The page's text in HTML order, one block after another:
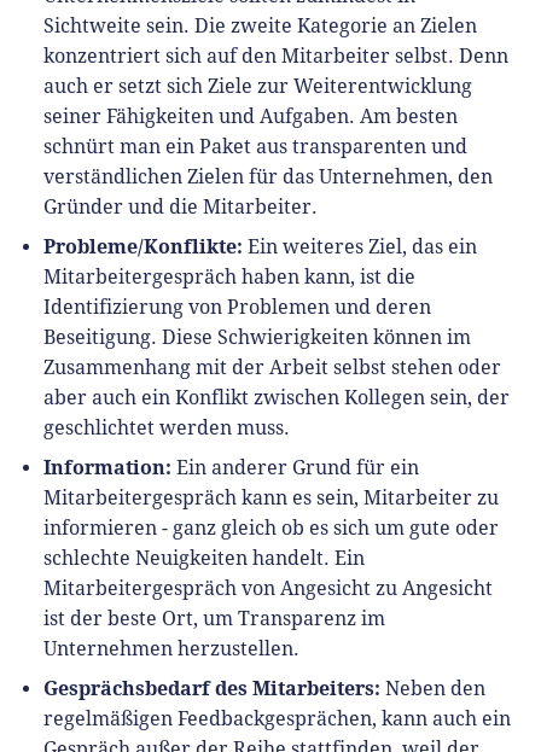
Sichtweite sein. Die zweite Kategorie an Zielen
konzentriert sich auf den Mitarbeiter selbst. Denn
auch er setzt sich Ziele zur Weiterentwicklung
seiner Fähigkeiten und Aufgaben. Am besten
schnürt man ein Paket aus transparenten und
verständlichen Zielen für das Unternehmen, den
Gründer und die Mitarbeiter.
Probleme/Konflikte: Ein weiteres Ziel, das ein
Mitarbeitergespräch haben kann, ist die
Identifizierung von Problemen und deren
Beseitigung. Diese Schwierigkeiten können im
Zusammenhang mit der Arbeit selbst stehen oder
aber auch ein Konflikt zwischen Kollegen sein, der
geschlichtet werden muss.
Information: Ein anderer Grund für ein
Mitarbeitergespräch kann es sein, Mitarbeiter zu
informieren - ganz gleich ob es sich um gute oder
schlechte Neuigkeiten handelt. Ein
Mitarbeitergespräch von Angesicht zu Angesicht
ist der beste Ort, um Transparenz im
Unternehmen herzustellen.
Gesprächsbedarf des Mitarbeiters: Neben den
regelmäßigen Feedbackgesprächen, kann auch ein